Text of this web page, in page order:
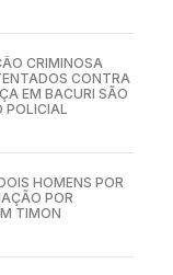
CRIMINOSA
CONTRA
EM BACURI SÃO
POLICIAL
HOMENS POR
POR
TIMON